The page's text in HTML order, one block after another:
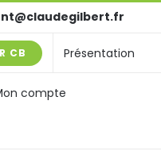
CB Présentation
compte